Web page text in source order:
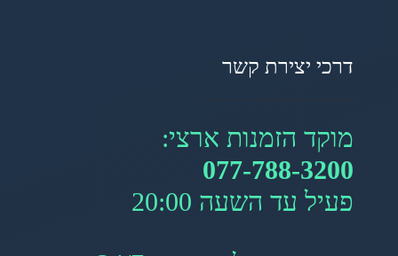
דרכי יצירת קשר
מוקד הזמנות ארצי:
077-788-3200
פעיל עד השעה 20:00